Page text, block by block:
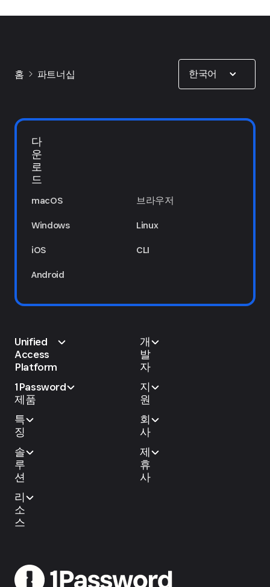
홈 파트너십 한국어
Show options
다
운
로
드
macOS
Windows
iOS
Android
브라우저
Linux
CLI
Unified
Access
Platform
1Password
제품
특
징
솔
루
션
리
소
스
개
발
자
지
원
회
사
제
휴
사